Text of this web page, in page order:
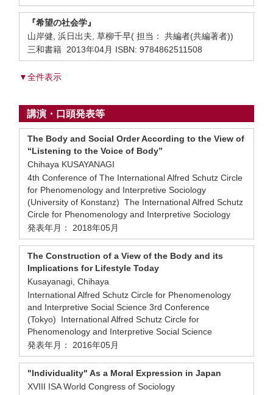
『希望の社会学』
山岸健, 浜日出夫, 草柳千早( 担当： 共編者(共編著者))
三和書籍 2013年04月 ISBN: 9784862511508
▼全件表示
講演・口頭発表等
The Body and Social Order According to the View of
“Listening to the Voice of Body”
Chihaya KUSAYANAGI
4th Conference of The International Alfred Schutz Circle
for Phenomenology and Interpretive Sociology
(University of Konstanz) The International Alfred Schutz
Circle for Phenomenology and Interpretive Sociology
発表年月： 2018年05月
The Construction of a View of the Body and its
Implications for Lifestyle Today
Kusayanagi, Chihaya
International Alfred Schutz Circle for Phenomenology
and Interpretive Social Science 3rd Conference
(Tokyo) International Alfred Schutz Circle for
Phenomenology and Interpretive Social Science
発表年月： 2016年05月
"Individuality" As a Moral Expression in Japan
XVIII ISA World Congress of Sociology